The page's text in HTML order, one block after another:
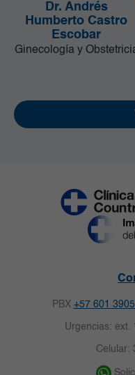
Dr. Andrés
Humberto Castro
Escobar
Ginecología y
PBX +57 601
Urgencias: ext.
Celular: